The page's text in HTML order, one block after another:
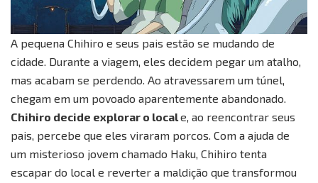
A pequena Chihiro e seus pais estão se mudando de
cidade. Durante a viagem, eles decidem pegar um atalho,
mas acabam se perdendo. Ao atravessarem um túnel,
chegam em um povoado aparentemente abandonado.
Chihiro decide explorar o locale, ao reencontrar seus
pais, percebe que eles viraram porcos. Com a ajuda de
um misterioso jovem chamado Haku, Chihiro tenta
escapar do local e reverter a maldição que transformou